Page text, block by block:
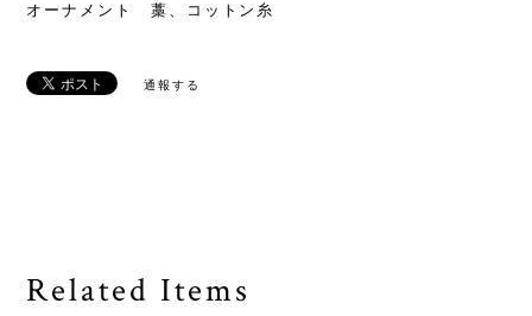
オーナメント 藁、コットン糸
通報する
Related Items